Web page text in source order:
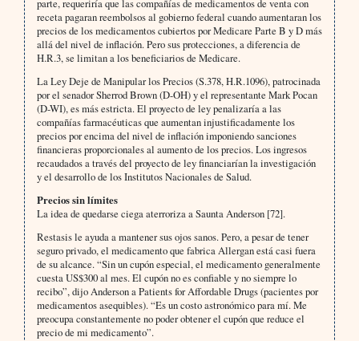
parte, requeriría que las compañías de medicamentos de venta con
receta pagaran reembolsos al gobierno federal cuando aumentaran los
precios de los medicamentos cubiertos por Medicare Parte B y D más
allá del nivel de inflación. Pero sus protecciones, a diferencia de
H.R.3, se limitan a los beneficiarios de Medicare.
La Ley Deje de Manipular los Precios (S.378, H.R.1096), patrocinada
por el senador Sherrod Brown (D-OH) y el representante Mark Pocan
(D-WI), es más estricta. El proyecto de ley penalizaría a las
compañías farmacéuticas que aumentan injustificadamente los
precios por encima del nivel de inflación imponiendo sanciones
financieras proporcionales al aumento de los precios. Los ingresos
recaudados a través del proyecto de ley financiarían la investigación
y el desarrollo de los Institutos Nacionales de Salud.
Precios sin límites
La idea de quedarse ciega aterroriza a Saunta Anderson [72].
Restasis le ayuda a mantener sus ojos sanos. Pero, a pesar de tener
seguro privado, el medicamento que fabrica Allergan está casi fuera
de su alcance. “Sin un cupón especial, el medicamento generalmente
cuesta US$300 al mes. El cupón no es confiable y no siempre lo
recibo”, dijo Anderson a Patients for Affordable Drugs (pacientes por
medicamentos asequibles). “Es un costo astronómico para mí. Me
preocupa constantemente no poder obtener el cupón que reduce el
precio de mi medicamento”.